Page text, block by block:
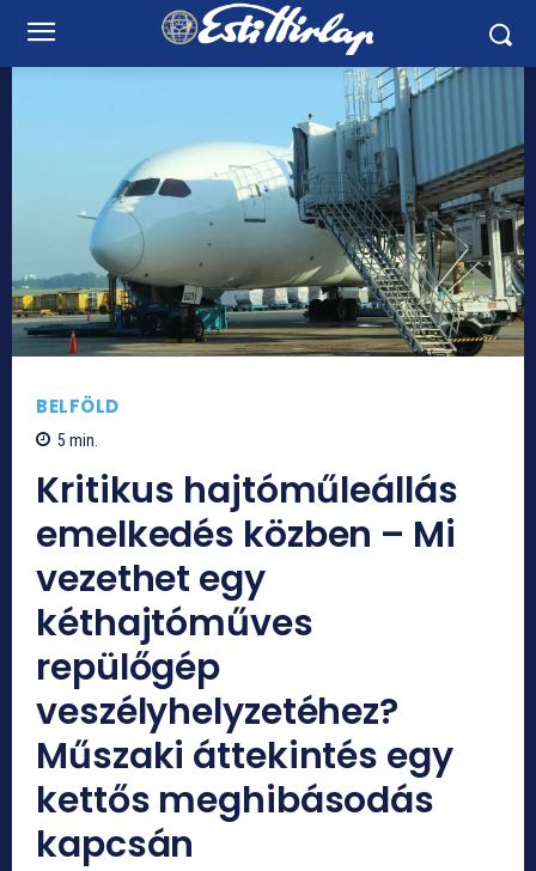
BELFÖLD
5 min.
Kritikus hajtóműleállás
emelkedés közben – Mi
vezethet egy
kéthajtóműves
repülőgép
veszélyhelyzetéhez?
Műszaki áttekintés egy
kettős meghibásodás
kapcsán